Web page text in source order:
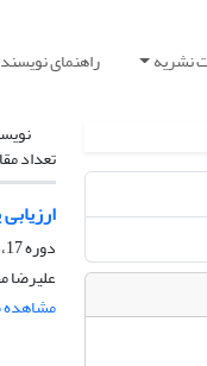
نشریه راهنمای
تعداد
دوره 17، شماره 4، زمستان 1403، صفحه
علیرضا
مشاهده